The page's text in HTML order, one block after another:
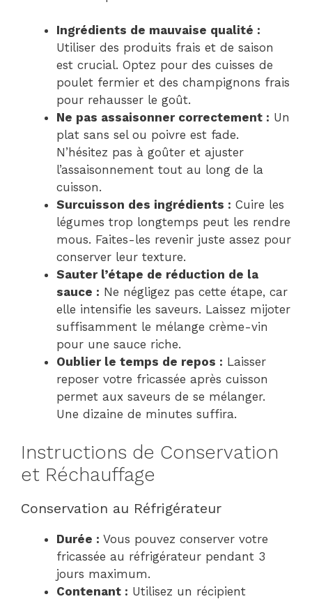
Ingrédients de mauvaise qualité :
Utiliser des produits frais et de saison
est crucial. Optez pour des cuisses de
poulet fermier et des champignons frais
pour rehausser le goût.
Ne pas assaisonner correctement : Un
plat sans sel ou poivre est fade.
N’hésitez pas à goûter et ajuster
l’assaisonnement tout au long de la
cuisson.
Surcuisson des ingrédients : Cuire les
légumes trop longtemps peut les rendre
mous. Faites-les revenir juste assez pour
conserver leur texture.
Sauter l’étape de réduction de la
sauce : Ne négligez pas cette étape, car
elle intensifie les saveurs. Laissez mijoter
suffisamment le mélange crème-vin
pour une sauce riche.
Oublier le temps de repos : Laisser
reposer votre fricassée après cuisson
permet aux saveurs de se mélanger.
Une dizaine de minutes suffira.
Instructions de Conservation
et Réchauffage
Conservation au Réfrigérateur
Durée : Vous pouvez conserver votre
fricassée au réfrigérateur pendant 3
jours maximum.
Contenant : Utilisez un récipient